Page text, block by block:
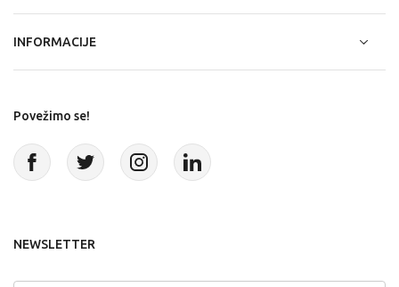
INFORMACIJE
Povežimo se!
NEWSLETTER